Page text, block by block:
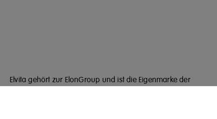
Elvita gehört zur ElonGroup und ist die Eigenmarke der